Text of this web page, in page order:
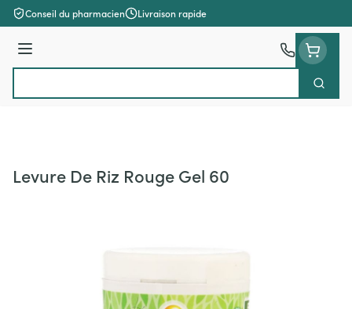
Aller au contenu
Conseil du pharmacien Livraison rapide
Menu
Levure De Riz Rouge Gel 60